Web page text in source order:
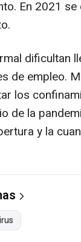
En 2021 se
dificultan
de empleo.
los
de la
y la